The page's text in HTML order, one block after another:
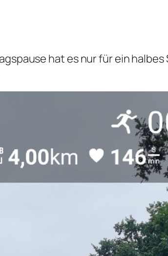
hat es nur für ein